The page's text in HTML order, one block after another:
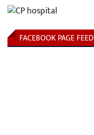
FACEBOOK PAGE FEED